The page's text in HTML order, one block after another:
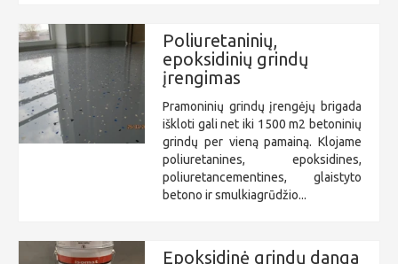
Poliuretaninių,
epoksidinių grindų
įrengimas
Pramoninių grindų įrengėjų brigada
iškloti gali net iki 1500 m2 betoninių
grindų per vieną pamainą. Klojame
poliuretanines, epoksidines,
poliuretancementines, glaistyto
betono ir smulkiagrūdžio...
Epoksidinė grindų danga